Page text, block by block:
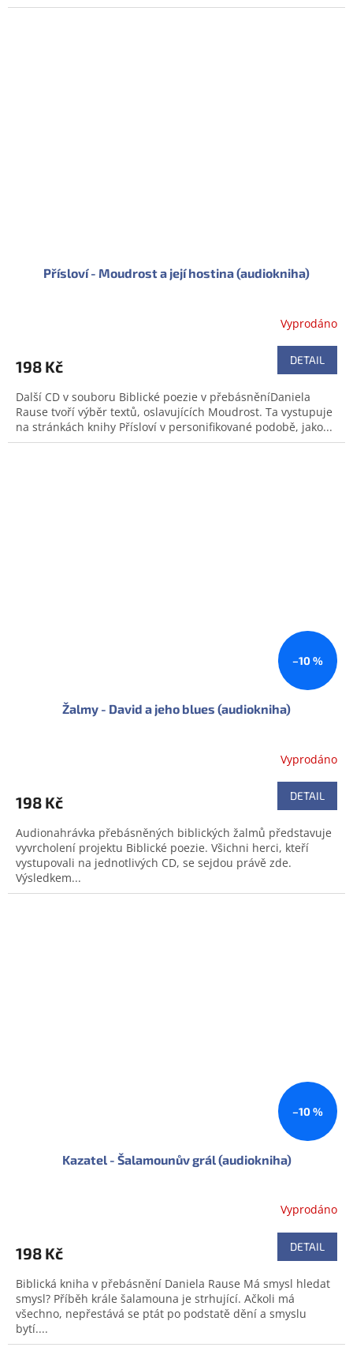
Přísloví - Moudrost a její hostina (audiokniha)
Vyprodáno
198 Kč DETAIL
Další CD v souboru Biblické poezie v přebásněníDaniela
Rause tvoří výběr textů, oslavujících Moudrost. Ta vystupuje
na stránkách knihy Přísloví v personifikované podobě, jako...
–10 %
Žalmy - David a jeho blues (audiokniha)
Vyprodáno
198 Kč DETAIL
Audionahrávka přebásněných biblických žalmů představuje
vyvrcholení projektu Biblické poezie. Všichni herci, kteří
vystupovali na jednotlivých CD, se sejdou právě zde.
Výsledkem...
–10 %
Kazatel - Šalamounův grál (audiokniha)
Vyprodáno
198 Kč DETAIL
Biblická kniha v přebásnění Daniela Rause Má smysl hledat
smysl? Příběh krále šalamouna je strhující. Ačkoli má
všechno, nepřestává se ptát po podstatě dění a smyslu
bytí....